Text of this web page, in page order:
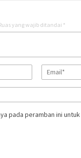
yang wajib ditandai *
pada peramban ini